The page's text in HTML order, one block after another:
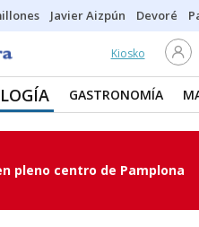
Javier Aizpún Devoré
Kiosko
GASTRONOMÍA
pleno centro de Pamplona